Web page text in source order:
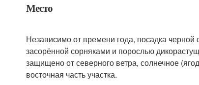
Место
Независимо от времени года, посадка
засорённой сорняками и порослью
защищено от северного ветра, солнечное
восточная часть участка.